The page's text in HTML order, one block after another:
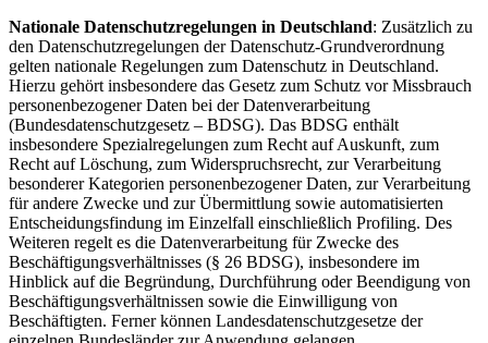
Nationale Datenschutzregelungen in Deutschland: Zusätzlich zu
den Datenschutzregelungen der Datenschutz-Grundverordnung
gelten nationale Regelungen zum Datenschutz in Deutschland.
Hierzu gehört insbesondere das Gesetz zum Schutz vor Missbrauch
personenbezogener Daten bei der Datenverarbeitung
(Bundesdatenschutzgesetz – BDSG). Das BDSG enthält
insbesondere Spezialregelungen zum Recht auf Auskunft, zum
Recht auf Löschung, zum Widerspruchsrecht, zur Verarbeitung
besonderer Kategorien personenbezogener Daten, zur Verarbeitung
für andere Zwecke und zur Übermittlung sowie automatisierten
Entscheidungsfindung im Einzelfall einschließlich Profiling. Des
Weiteren regelt es die Datenverarbeitung für Zwecke des
Beschäftigungsverhältnisses (§ 26 BDSG), insbesondere im
Hinblick auf die Begründung, Durchführung oder Beendigung von
Beschäftigungsverhältnissen sowie die Einwilligung von
Beschäftigten. Ferner können Landesdatenschutzgesetze der